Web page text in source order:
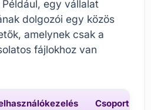
egy vállalat
dolgozói egy közös
amelynek csak a
fájlokhoz van